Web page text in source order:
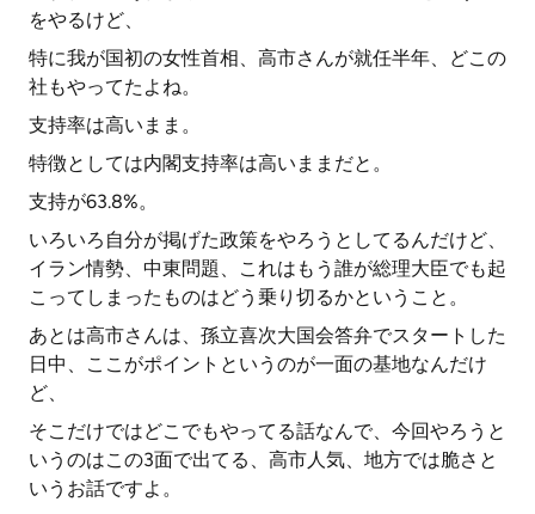
をやるけど、
特に我が国初の女性首相、高市さんが就任半年、どこの
社もやってたよね。
支持率は高いまま。
特徴としては内閣支持率は高いままだと。
支持が63.8%。
いろいろ自分が掲げた政策をやろうとしてるんだけど、
イラン情勢、中東問題、これはもう誰が総理大臣でも起
こってしまったものはどう乗り切るかということ。
あとは高市さんは、孫立喜次大国会答弁でスタートした
日中、ここがポイントというのが一面の基地なんだけ
ど、
そこだけではどこでもやってる話なんで、今回やろうと
いうのはこの3面で出てる、高市人気、地方では脆さと
いうお話ですよ。